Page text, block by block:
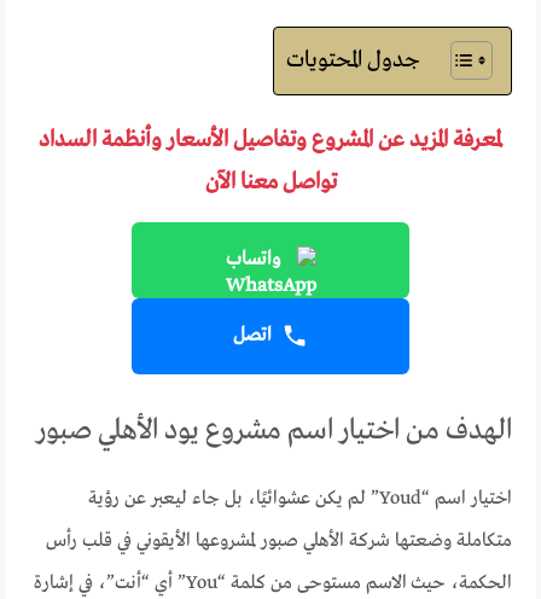
جدول المحتويات
لمعرفة المزيد عن المشروع وتفاصيل الأسعار وأنظمة السداد
تواصل معنا الآن
واتساب
اتصل
الهدف من اختيار اسم مشروع يود الأهلي صبور
اختيار اسم “Youd” لم يكن عشوائيًا، بل جاء ليعبر عن رؤية
متكاملة وضعتها شركة الأهلي صبور لمشروعها الأيقوني في قلب رأس
الحكمة، حيث الاسم مستوحى من كلمة “You” أي “أنت”، في إشارة